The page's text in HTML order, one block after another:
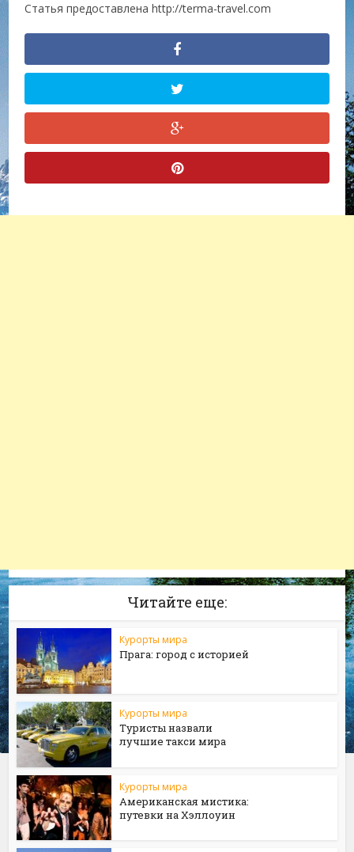
Статья предоставлена http://terma-travel.com
Читайте еще:
Курорты мира
Прага: город с историей
Курорты мира
Туристы назвали
лучшие такси мира
Курорты мира
Американская мистика:
путевки на Хэллоуин